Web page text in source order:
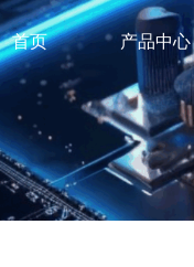
首页 产品中心